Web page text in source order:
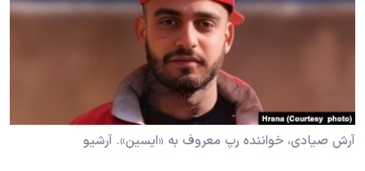
فرهنگ و زندگی
مستندها
انتخابات ریاست جمهوری آمریکا ۲۰۲۴
حمله جمهوری اسلامی به اسرائیل
دنبال کنید
زبانهای مختلف
آرش صیادی، خواننده رپ معروف به «ایسین». آرشیو